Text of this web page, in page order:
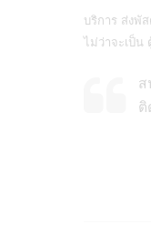
บริการ ส่งพั
ไม่ว่าจะเป็น
ส
ติ